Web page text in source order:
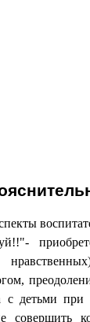
с детьми при
совершить